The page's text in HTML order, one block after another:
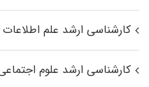
کارشناسی ارشد علم
کارشناسی ارشد علوم